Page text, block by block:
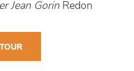
Jean GorinRedon